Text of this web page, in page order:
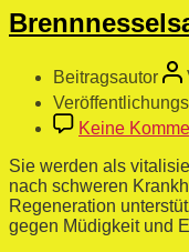
Beitragsautor
Keine
Sie werden als
nach schweren
Regeneration
gegen Müdigkeit und